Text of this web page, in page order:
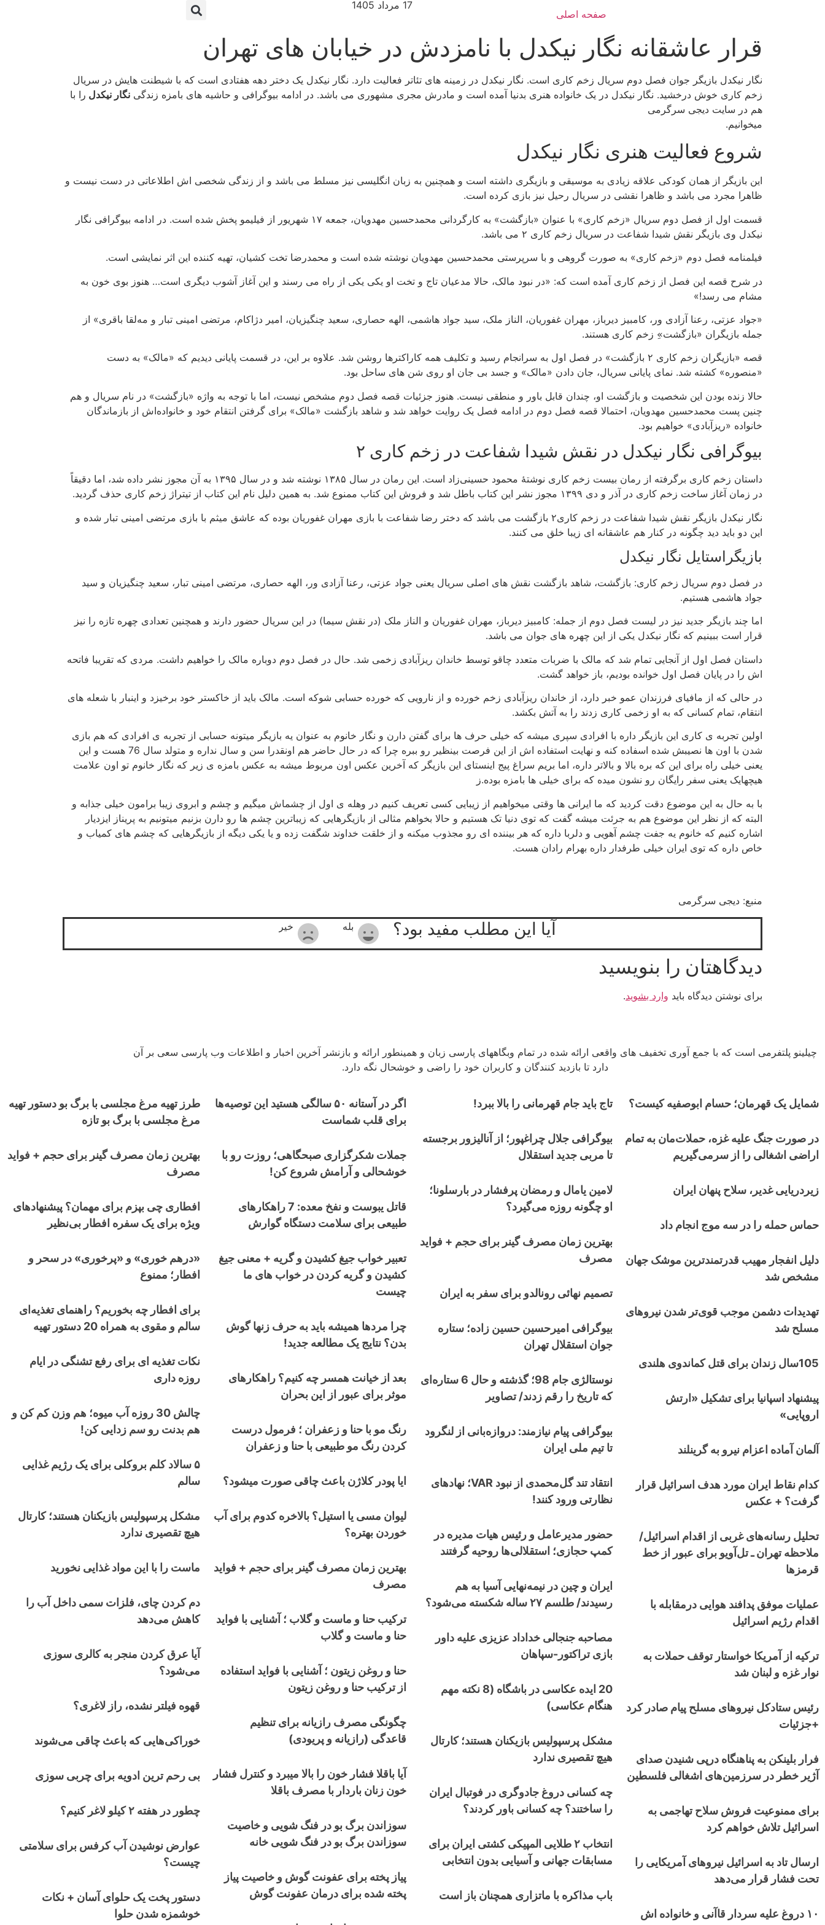
صفحه اصلی
17 مرداد 1405
قرار عاشقانه نگار نیکدل با نامزدش در خیابان های تهران
نگار نیکدل بازیگر جوان فصل دوم سریال زخم کاری است. نگار نیکدل در زمینه های تئاتر فعالیت دارد. نگار نیکدل یک دختر دهه هفتادی است که با شیطنت هایش در سریال
زخم کاری خوش درخشید. نگار نیکدل در یک خانواده هنری بدنیا آمده است و مادرش مجری مشهوری می باشد. در ادامه بیوگرافی و حاشیه های بامزه زندگی نگار نیکدل را با
هم در سایت دیجی سرگرمی
میخوانیم.
شروع فعالیت هنری نگار نیکدل
این بازیگر از همان کودکی علاقه زیادی به موسیقی و بازیگری داشته است و همچنین به زبان انگلیسی نیز مسلط می باشد و از زندگی شخصی اش اطلاعاتی در دست نیست و
ظاهرا مجرد می باشد و ظاهرا نقشی در سریال رحیل نیز بازی کرده است.
قسمت اول از فصل دوم سریال «زخم کاری» با عنوان «بازگشت» به کارگردانی محمدحسین مهدویان، جمعه ۱۷ شهریور از فیلیمو پخش شده است. در ادامه بیوگرافی نگار
نیکدل وی بازیگر نقش شیدا شفاعت در سریال زخم کاری ۲ می باشد.
فیلمنامه فصل دوم «زخم کاری» به صورت گروهی و با سرپرستی محمدحسین مهدویان نوشته شده است و محمدرضا تخت کشیان، تهیه‌ کننده این اثر نمایشی است.
در شرح قصه این فصل از زخم کاری آمده است‌ که: «در نبود مالک، حالا مدعیان تاج و تخت او یکی یکی از راه می‌ رسند و این آغاز آشوب دیگری است… هنوز بوی خون به
مشام می‌ رسد!»
«جواد عزتی، رعنا آزادی‌ ور، کامبیز دیرباز، مهران غفوریان، الناز ملک، سید جواد هاشمی، الهه حصاری، سعید چنگیزیان، امیر دژاکام، مرتضی امینی تبار و مه‌لقا باقری» از
جمله بازیگران «بازگشت»ِ زخم کاری هستند.
قصه «بازیگران زخم کاری ۲ بازگشت» در فصل اول به سرانجام رسید و تکلیف همه کاراکترها روشن شد. علاوه بر این، در قسمت پایانی دیدیم که «مالک» به دست
«منصوره» کشته شد. نمای پایانی سریال، جان دادن «مالک» و جسد بی‌ جان او روی شن‌ های ساحل بود.
حالا زنده بودن این شخصیت و بازگشت او، چندان قابل باور و منطقی نیست. هنوز جزئیات قصه فصل دوم مشخص نیست، اما با توجه به واژه «بازگشت» در نام سریال و هم
چنین پست محمدحسین مهدویان، احتمالا قصه فصل دوم در ادامه فصل یک روایت خواهد شد و شاهد بازگشت «مالک» برای گرفتن انتقام خود و خانواده‌اش از بازماندگان
خانواده «ریزآبادی» خواهیم بود.
بیوگرافی نگار نیکدل در نقش شیدا شفاعت در زخم کاری ۲
داستان زخم کاری برگرفته از رمان بیست زخم کاری نوشتهٔ محمود حسینی‌زاد است. این رمان در سال ۱۳۸۵ نوشته شد و در سال ۱۳۹۵ به آن مجوز نشر داده شد، اما دقیقاً
در زمان آغاز ساخت زخم کاری در آذر و دی ۱۳۹۹ مجوز نشر این کتاب باطل شد و فروش این کتاب ممنوع شد. به همین دلیل نام این کتاب از تیتراژ زخم کاری حذف گردید.
نگار نیکدل بازیگر نقش شیدا شفاعت در زخم کاری۲ بازگشت می باشد که دختر رضا شفاعت با بازی مهران غفوریان بوده که عاشق میثم با بازی مرتضی امینی تبار شده و
این دو باید دید چگونه در کنار هم عاشقانه ای زیبا خلق می کنند.
بازیگراستایل نگار نیکدل
در فصل دوم سریال زخم کاری: بازگشت، شاهد بازگشت نقش‌ های اصلی سریال یعنی جواد عزتی، رعنا آزادی‌ ور، الهه حصاری، مرتضی امینی‌ تبار، سعید چنگیزیان و سید
جواد هاشمی هستیم.
اما چند بازیگر جدید نیز در لیست فصل دوم از جمله: کامبیز دیرباز، مهران غفوریان و الناز ملک (در نقش سیما) در این سریال حضور دارند و همچنین تعدادی چهره تازه را نیز
قرار است ببینیم که نگار نیکدل یکی از این چهره های جوان می باشد.
داستان فصل اول از آنجایی تمام شد که مالک با ضربات متعدد چاقو توسط خاندان ریزآبادی زخمی شد. حال در فصل دوم دوباره مالک را خواهیم داشت. مردی که تقریبا فاتحه‌
اش را در پایان فصل اول خوانده بودیم، باز خواهد گشت.
در حالی که از مافیای فرزندان عمو خبر دارد، از خاندان ریزآبادی زخم خورده و از نارویی که خورده حسابی شوکه است. مالک باید از خاکستر خود برخیزد و اینبار با شعله‌ های
انتقام، تمام کسانی که به او زخمی کاری زدند را به آتش بکشد.
اولین تجربه ی کاری این بازیگر داره با افرادی سپری میشه که خیلی حرف ها برای گفتن دارن و نگار خانوم به عنوان یه بازیگر میتونه حسابی از تجربه ی افرادی که هم بازی
شدن با اون ها نصیبش شده اسفاده کنه و نهایت استفاده اش از این فرصت بینظیر رو ببره چرا که در حال حاضر هم اونقدرا سن و سال نداره و متولد سال 76 هست و این
یعنی خیلی راه برای این که بره بالا و بالاتر داره، اما بریم سراغ پیج اینستای این بازیگر که آخرین عکس اون مربوط میشه به عکس بامزه ی زیر که نگار خانوم تو اون علامت
هیچهایک یعنی سفر رایگان رو نشون میده که برای خیلی ها بامزه بوده.ز
با به حال به این موضوع دقت کردید که ما ایرانی ها وقتی میخواهیم از زیبایی کسی تعریف کنیم در وهله ی اول از چشماش میگیم و چشم و ابروی زیبا برامون خیلی جذابه و
البته که از نظر این موضوع هم به جرئت میشه گفت که توی دنیا تک هستیم و حالا بخواهم مثالی از بازیگرهایی که زیباترین چشم ها رو دارن بزنیم میتونیم به پریناز ایزدیار
اشاره کنیم که خانوم یه جفت چشم آهویی و دلربا داره که هر بیننده ای رو مجذوب میکنه و از خلقت خداوند شگفت زده و یا یکی دیگه از بازیگرهایی که چشم های کمیاب و
خاص داره که توی ایران خیلی طرفدار داره بهرام رادان هست.
منبع: دیجی سرگرمی
آیا این مطلب مفید بود؟ بله خیر
دیدگاهتان را بنویسید
برای نوشتن دیدگاه باید وارد بشوید.
چیلینو پلتفرمی است که با جمع آوری تخفیف های واقعی ارائه شده در تمام وبگاههای پارسی زبان و همینطور ارائه و بازنشر آخرین اخبار و اطلاعات وب پارسی سعی بر آن
دارد تا بازدید کنندگان و کاربران خود را راضی و خوشحال نگه دارد.
شمایل یک قهرمان؛ حسام ابوصفیه کیست؟
در صورت جنگ علیه غزه، حملات‌مان به تمام
اراضی اشغالی را از سرمی‌گیریم
زیردریایی غدیر، سلاح پنهان ایران
حماس حمله را در سه موج انجام داد
دلیل انفجار مهیب قدرتمندترین موشک جهان
مشخص شد
تهدیدات دشمن موجب قوی‌تر شدن نیروهای
مسلح شد
105سال زندان برای قتل کماندوی هلندی
پیشنهاد اسپانیا برای تشکیل «ارتش
اروپایی»
آلمان آماده اعزام نیرو به گرینلند
کدام نقاط ایران مورد هدف اسرائیل قرار
گرفت؟ + عکس
تحلیل رسانه‌های غربی از اقدام اسرائیل/
ملاحظه تهران ـ تل‌آویو برای عبور از خط
قرمزها
عملیات موفق پدافند هوایی درمقابله با
اقدام رژیم اسرائیل
ترکیه از آمریکا خواستار توقف حملات به
نوار غزه و لبنان شد
رئیس ستادکل نیروهای مسلح پیام صادر کرد
+جزئیات
فرار بلینکن به پناهنگاه درپی شنیدن صدای
آژیر خطر در سرزمین‌های اشغالی فلسطین
برای ممنوعیت فروش سلاح تهاجمی به
اسرائیل تلاش خواهم کرد
ارسال تاد به اسرائیل نیروهای آمریکایی را
تحت فشار قرار می‌دهد
۱۰ دروغ علیه سردار قاآنی و خانواده اش
تاج باید جام قهرمانی را بالا ببرد!
بیوگرافی جلال چراغپور؛ از آنالیزور برجسته
تا مربی جدید استقلال
لامین یامال و رمضان پرفشار در بارسلونا؛
او چگونه روزه می‌گیرد؟
بهترین زمان مصرف گینر برای حجم + فواید
مصرف
تصمیم نهائی رونالدو برای سفر به ایران
بیوگرافی امیرحسین حسین زاده؛ ستاره
جوان استقلال تهران
نوستالژی جام 98؛ گذشته و حال 6 ستاره‌ای
که تاریخ را رقم زدند/ تصاویر
بیوگرافی پیام نیازمند: دروازه‌بانی از لنگرود
تا تیم ملی ایران
انتقاد تند گل‌محمدی از نبود VAR؛ نهادهای
نظارتی ورود کنند!
حضور مدیرعامل و رئیس هیات مدیره در
کمپ حجازی؛ استقلالی‌ها روحیه گرفتند
ایران و چین در نیمه‌نهایی آسیا به هم
رسیدند/ طلسم ۲۷ ساله شکسته می‌شود؟
مصاحبه جنجالی خداداد عزیزی علیه داور
بازی تراکتور-سپاهان
20 ایده عکاسی در باشگاه (8 نکته مهم
هنگام عکاسی)
مشکل پرسپولیس بازیکنان هستند؛ کارتال
هیچ تقصیری ندارد
چه کسانی دروغ جادوگری در فوتبال ایران
را ساختند؟ چه کسانی باور کردند؟
انتخاب ۲ طلایی المپیکی کشتی ایران برای
مسابقات جهانی و آسیایی بدون انتخابی
باب مذاکره با ماتزاری همچنان باز است
اگر در آستانه ۵۰ سالگی هستید این توصیه‌ها
برای قلب شماست
جملات شکرگزاری صبحگاهی؛ روزت رو با
خوشحالی و آرامش شروع کن!
قاتل یبوست و نفخ معده: 7 راهکارهای
طبیعی برای سلامت دستگاه گوارش
تعبیر خواب جیغ کشیدن و گریه + معنی جیغ
کشیدن و گریه کردن در خواب های ما
چیست
چرا مردها همیشه باید به حرف زنها گوش
بدن؟ نتایج یک مطالعه جدید!
بعد از خیانت همسر چه کنیم؟ راهکارهای
موثر برای عبور از این بحران
رنگ مو با حنا و زعفران ؛ فرمول درست
کردن رنگ مو طبیعی با حنا و زعفران
ایا پودر کلاژن باعث چاقی صورت میشود؟
لیوان مسی یا استیل؟ بالاخره کدوم برای آب
خوردن بهتره؟
بهترین زمان مصرف گینر برای حجم + فواید
مصرف
ترکیب حنا و ماست و گلاب ؛ آشنایی با فواید
حنا و ماست و گلاب
حنا و روغن زیتون ؛ آشنایی با فواید استفاده
از ترکیب حنا و روغن زیتون
چگونگی مصرف رازیانه برای تنظیم
قاعدگی (رازیانه و پریودی)
آیا باقلا فشار خون را بالا میبرد و کنترل فشار
خون زنان باردار با مصرف باقلا
سوزاندن برگ بو در فنگ شویی و خاصیت
سوزاندن برگ بو در فنگ شویی خانه
پیاز پخته برای عفونت گوش و خاصیت پیاز
پخته شده برای درمان عفونت گوش
طرز تهیه مرغ مجلسی با برگ بو دستور تهیه
مرغ مجلسی با برگ بو تازه
بهترین زمان مصرف گینر برای حجم + فواید
مصرف
افطاری چی بپزم برای مهمان؟ پیشنهادهای
ویژه برای یک سفره افطار بی‌نظیر
«درهم خوری» و «پرخوری» در سحر و
افطار؛ ممنوع
برای افطار چه بخوریم؟ راهنمای تغذیه‌ای
سالم و مقوی به همراه 20 دستور تهیه
نکات تغذیه ای برای رفع تشنگی در ایام
روزه داری
چالش 30 روزه آب میوه؛ هم وزن کم کن و
هم بدنت رو سم زدایی کن!
۵ سالاد کلم بروکلی برای یک رژیم غذایی
سالم
مشکل پرسپولیس بازیکنان هستند؛ کارتال
هیچ تقصیری ندارد
ماست را با این مواد غذایی نخورید
دم کردن چای، فلزات سمی داخل آب را
کاهش می‌دهد
آیا عرق کردن منجر به کالری سوزی
می‌شود؟
قهوه فیلتر نشده، راز لاغری؟
خوراکی‌هایی که باعث چاقی می‌شوند
بی رحم ترین ادویه برای چربی سوزی
چطور در هفته ۲ کیلو لاغر کنیم؟
عوارض نوشیدن آب کرفس برای سلامتی
چیست؟
دستور پخت یک حلوای آسان + نکات
خوشمزه شدن حلوا